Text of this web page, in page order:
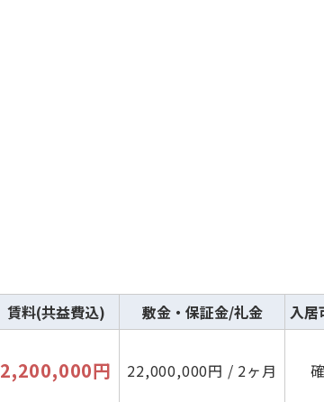
賃料(共益費込) 敷金・保証金/礼金 入居
2,200,000円 22,000,000円 / 2ヶ月